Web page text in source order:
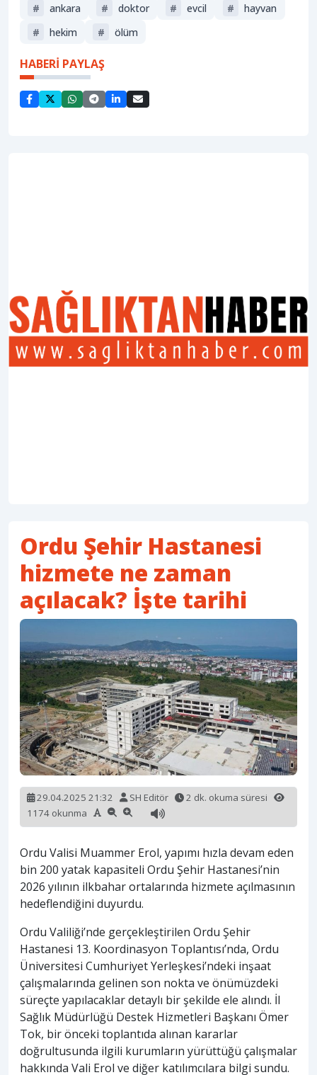
# ankara # doktor # evcil #
hayvan
#
hekim # ölüm
HABERİ PAYLAŞ
Ordu Şehir Hastanesi
hizmete ne zaman
açılacak? İşte tarihi
29.04.2025 21:32 SH Editör
2 dk. okuma süresi
1174 okunma
Ordu Valisi Muammer Erol, yapımı hızla devam eden
bin 200 yatak kapasiteli Ordu Şehir Hastanesi’nin
2026 yılının ilkbahar ortalarında hizmete açılmasının
hedeflendiğini duyurdu.
Ordu Valiliği’nde gerçekleştirilen Ordu Şehir
Hastanesi 13. Koordinasyon Toplantısı’nda, Ordu
Üniversitesi Cumhuriyet Yerleşkesi’ndeki inşaat
çalışmalarında gelinen son nokta ve önümüzdeki
süreçte yapılacaklar detaylı bir şekilde ele alındı. İl
Sağlık Müdürlüğü Destek Hizmetleri Başkanı Ömer
Tok, bir önceki toplantıda alınan kararlar
doğrultusunda ilgili kurumların yürüttüğü çalışmalar
hakkında Vali Erol ve diğer katılımcılara bilgi sundu.